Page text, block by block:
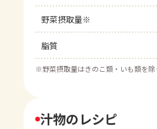
野菜摂取量※
脂質
※野菜摂取量はきのこ類・いも類を除
汁物のレシピ